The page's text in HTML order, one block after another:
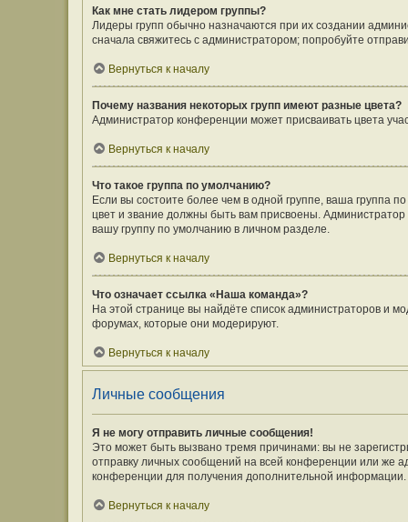
Как мне стать лидером группы?
Лидеры групп обычно назначаются при их создании
сначала свяжитесь с администратором; попробуйте
Вернуться к началу
Почему названия некоторых групп имеют разные цвета?
Администратор конференции может присваивать цвета
Вернуться к началу
Что такое группа по умолчанию?
Если вы состоите более чем в одной группе, ваша группа
цвет и звание должны быть вам присвоены.
вашу группу по умолчанию в личном разделе.
Вернуться к началу
Что означает ссылка «Наша команда»?
На этой странице вы найдёте список администраторов и
форумах, которые они модерируют.
Вернуться к началу
Личные сообщения
Я не могу отправить личные сообщения!
Это может быть вызвано тремя причинами: вы не
отправку личных сообщений на всей конференции или же
конференции для получения дополнительной информации.
Вернуться к началу